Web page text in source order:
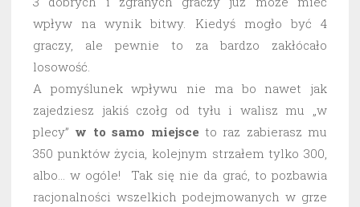
wpływ na wynik bitwy. Kiedyś mogło być 4
graczy, ale pewnie to za bardzo zakłócało
losowość.
A pomyślunek wpływu nie ma bo nawet jak
zajedziesz jakiś czołg od tyłu i walisz mu „w
plecy” w to samo miejsce to raz zabierasz mu
350 punktów życia, kolejnym strzałem tylko 300,
albo… w ogóle! Tak się nie da grać, to pozbawia
racjonalności wszelkich podejmowanych w grze